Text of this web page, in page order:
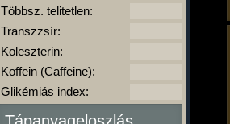
Többsz. telitetlen:
Transzzsír:
Koleszterin:
Koffein (Caffeine):
Glikémiás index: